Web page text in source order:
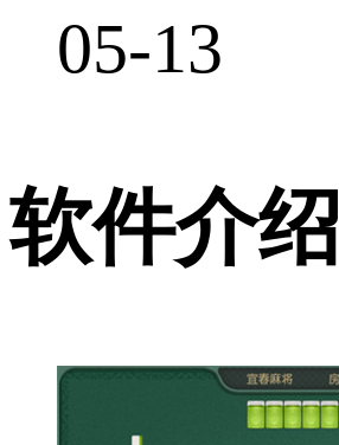
05-13
软件介绍